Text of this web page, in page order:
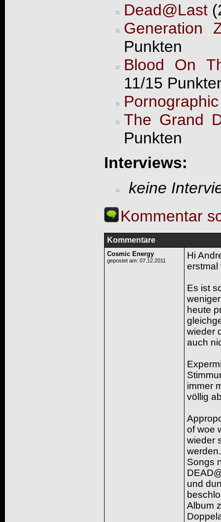
Dead@Last
Generation
Punkten
Blood On
11/15
The Grand
Punkten
Interviews:
keine
Kommentar
Kommentare
Cosmic Energy
gepostet am: 07.12.2011
Hi
erstmal
Es ist
heute
wieder
auch
immer
völlig
of woe
wieder
Songs
und
Album